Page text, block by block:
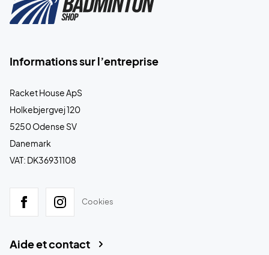
Informations sur l’entreprise
Racket House ApS
Holkebjergvej 120
5250 Odense SV
Danemark
VAT: DK36931108
Cookies
Aide et contact